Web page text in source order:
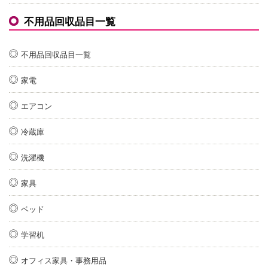
不用品回収品目一覧
不用品回収品目一覧
家電
エアコン
冷蔵庫
洗濯機
家具
ベッド
学習机
オフィス家具・事務用品